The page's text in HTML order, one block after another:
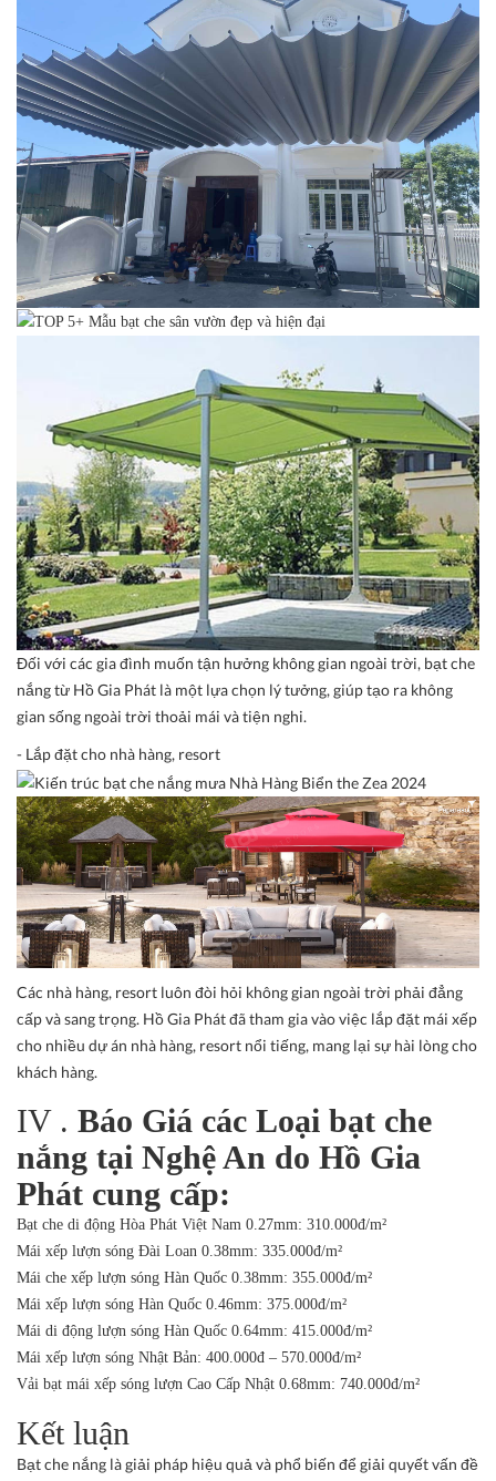
Đối với các gia đình muốn tận hưởng không gian ngoài trời, bạt che
nắng từ Hồ Gia Phát là một lựa chọn lý tưởng, giúp tạo ra không
gian sống ngoài trời thoải mái và tiện nghi.
- Lắp đặt cho nhà hàng, resort
Các nhà hàng, resort luôn đòi hỏi không gian ngoài trời phải đẳng
cấp và sang trọng. Hồ Gia Phát đã tham gia vào việc lắp đặt mái xếp
cho nhiều dự án nhà hàng, resort nổi tiếng, mang lại sự hài lòng cho
khách hàng.
IV . Báo Giá các Loại bạt che
nắng tại Nghệ An do Hồ Gia
Phát cung cấp:
Bạt che di động Hòa Phát Việt Nam 0.27mm: 310.000đ/m²
Mái xếp lượn sóng Đài Loan 0.38mm: 335.000đ/m²
Mái che xếp lượn sóng Hàn Quốc 0.38mm: 355.000đ/m²
Mái xếp lượn sóng Hàn Quốc 0.46mm: 375.000đ/m²
Mái di động lượn sóng Hàn Quốc 0.64mm: 415.000đ/m²
Mái xếp lượn sóng Nhật Bản: 400.000đ – 570.000đ/m²
Vải bạt mái xếp sóng lượn Cao Cấp Nhật 0.68mm: 740.000đ/m²
Kết luận
Bạt che nắng là giải pháp hiệu quả và phổ biến để giải quyết vấn đề